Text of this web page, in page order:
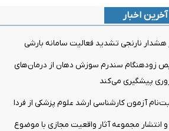
آخرین اخبار
نارنجی تشدید فعالیت سامانه بارشی
زودهنگام سندرم سوزش دهان از درمان‌های
پیشگیری می‌کند
آزمون کارشناسی ارشد علوم پزشکی از فردا
و انتشار مجموعه آثار واقعیت مجازی با موضوع